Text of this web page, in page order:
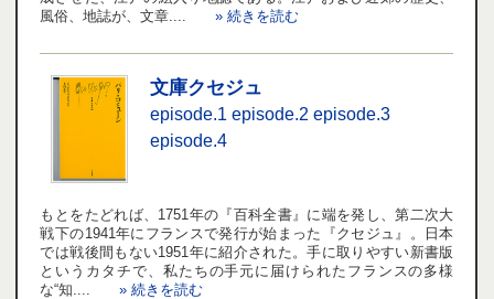
風俗、地誌が、文章....» 続きを読む
文庫クセジュ
episode.1 episode.2 episode.3
episode.4
もとをたどれば、1751年の『百科全書』に端を発し、第二次大
戦下の1941年にフランスで発行が始まった『クセジュ』。日本
では戦後間もない1951年に紹介された。手に取りやすい新書版
というカタチで、私たちの手元に届けられたフランスの多様
な“知....» 続きを読む